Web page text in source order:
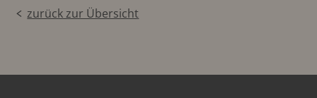
zurück zur Übersicht